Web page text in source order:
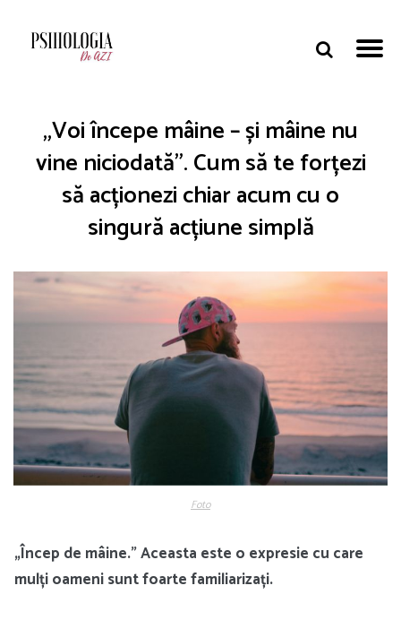
„Voi începe mâine – și mâine nu
vine niciodată”. Cum să te forțezi
să acționezi chiar acum cu o
singură acțiune simplă
Foto
„Încep de mâine.” Aceasta este o expresie cu care
mulți oameni sunt foarte familiarizați.